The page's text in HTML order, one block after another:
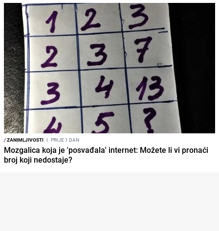
/ZANIMLJIVOSTI I PRIJE 1 DAN
Mozgalica koja je 'posvađala' internet: Možete li vi pronaći
broj koji nedostaje?